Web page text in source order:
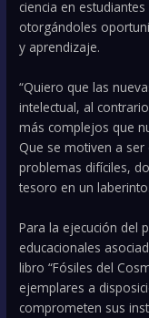
ciencia en
otorgándoles
y aprendizaje.
“Quiero que las
intelectual, al
más complejos que
Que se motiven a
problemas difíciles,
tesoro en un
Para la ejecución del
educacionales
libro “Fósiles del
ejemplares a
comprometen sus